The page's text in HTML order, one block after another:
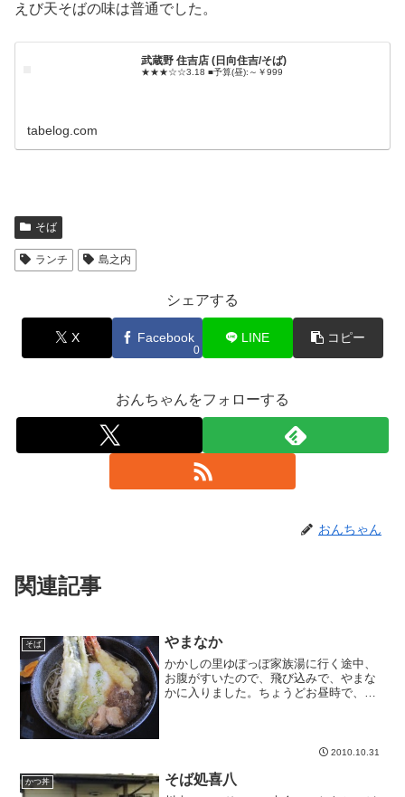
えび天そばの味は普通でした。
武蔵野 住吉店 (日向住吉/そば)
★★★☆☆3.18 ■予算(昼):～￥999
tabelog.com
そば
ランチ 島之内
シェアする
X Facebook
0
LINE コピー
おんちゃんをフォローする
おんちゃん
関連記事
そば やまなか
かかしの里ゆぽっぽ家族湯に行く途中、
お腹がすいたので、飛び込みで、やまな
かに入りました。ちょうどお昼時で、駐
す。やまなかのお店の中は、床...2010.10.31
かつ丼 そば処喜八